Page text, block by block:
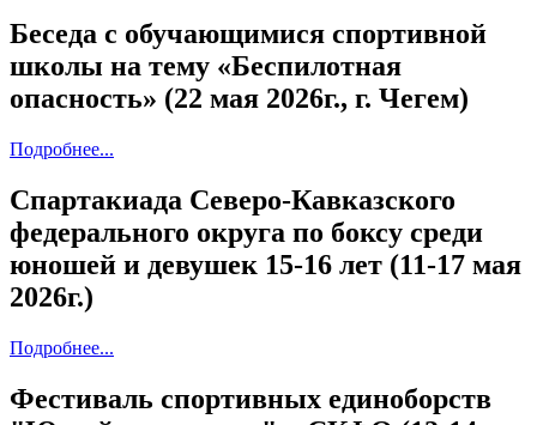
Беседа с обучающимися спортивной
школы на тему «Беспилотная
опасность» (22 мая 2026г., г. Чегем)
Подробнее...
Спартакиада Северо-Кавказского
федерального округа по боксу среди
юношей и девушек 15-16 лет (11-17 мая
2026г.)
Подробнее...
Фестиваль спортивных единоборств